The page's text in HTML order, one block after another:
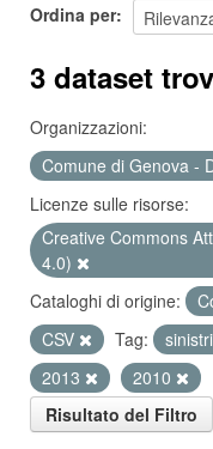
Ordina per
3 dataset
Organizzazioni:
Comune di Genova -
Licenze sulle risorse:
Creative Commons
4.0)
Cataloghi di origine:
CSV
Tag: sinistri
2013
2010
Risultato del Filtro